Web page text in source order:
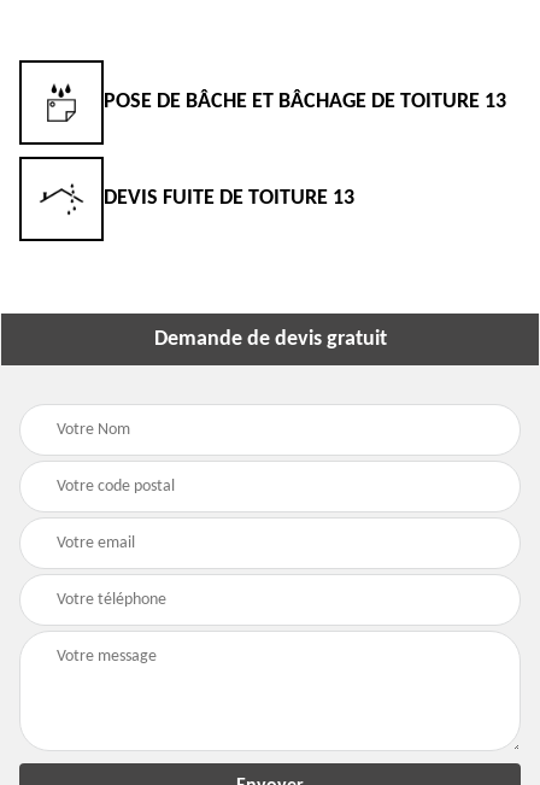
POSE DE BÂCHE ET BÂCHAGE DE TOITURE 13
DEVIS FUITE DE TOITURE 13
Demande de devis gratuit